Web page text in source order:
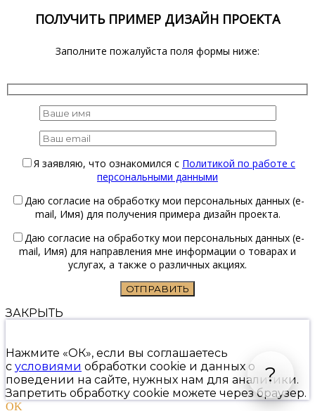
?
ПОЛУЧИТЬ ПРИМЕР ДИЗАЙН ПРОЕКТА
Заполните пожалуйста поля формы ниже:
Я заявляю, что ознакомился с Политикой по работе с
персональными данными
Даю согласие на обработку мои персональных данных (e-
mail, Имя) для получения примера дизайн проекта.
Даю согласие на обработку мои персональных данных (e-
mail, Имя) для направления мне информации о товарах и
услугах, а также о различных акциях.
ЗАКРЫТЬ
Нажмите «ОК», если вы соглашаетесь
с условиями обработки cookie и данных о
поведении на сайте, нужных нам для аналитики.
Запретить обработку cookie можете через браузер.
OK